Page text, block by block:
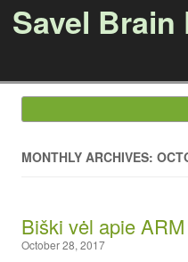
Savel Brain
MONTHLY ARCHIVES:
Biški vėl apie
October 28, 2017